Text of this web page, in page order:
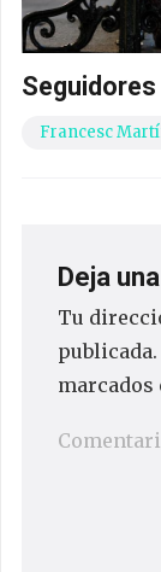
Francesc
Deja
Tu
publicada.
marcados